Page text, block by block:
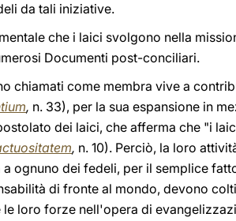
da tali iniziative.
che i laici svolgono nella
Documenti post-conciliari.
chiamati come membra vive a
, n. 33), per la sua espansione in
dei laici, che afferma che "i
, n. 10). Perciò, la loro
ognuno dei fedeli, per il semplice
di fronte al mondo, devono
loro forze nell'opera di